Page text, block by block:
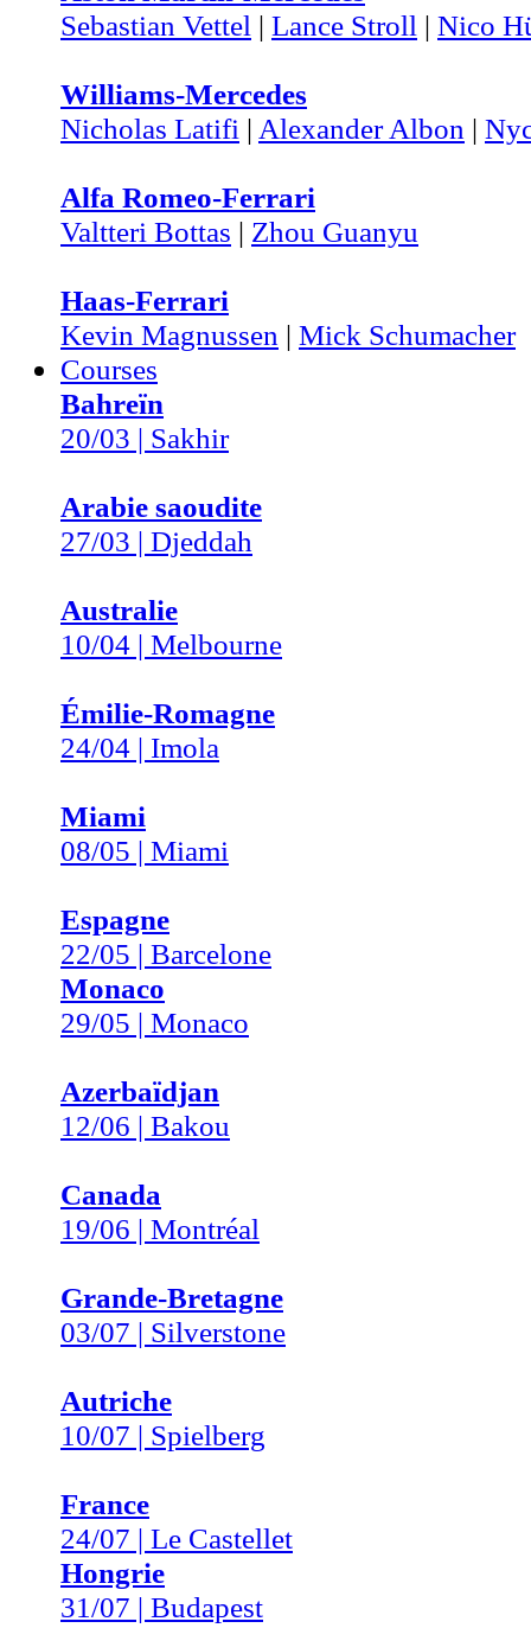
Sebastian Vettel | Lance Stroll | Nico
Williams-Mercedes
Nicholas Latifi | Alexander Albon |
Alfa Romeo-Ferrari
Valtteri Bottas | Zhou Guanyu
Haas-Ferrari
Kevin Magnussen | Mick Schumacher
Courses
Bahreïn
20/03 | Sakhir
Arabie saoudite
27/03 | Djeddah
Australie
10/04 | Melbourne
Émilie-Romagne
24/04 | Imola
Miami
08/05 | Miami
Espagne
22/05 | Barcelone
Monaco
29/05 | Monaco
Azerbaïdjan
12/06 | Bakou
Canada
19/06 | Montréal
Grande-Bretagne
03/07 | Silverstone
Autriche
10/07 | Spielberg
France
24/07 | Le Castellet
Hongrie
31/07 | Budapest